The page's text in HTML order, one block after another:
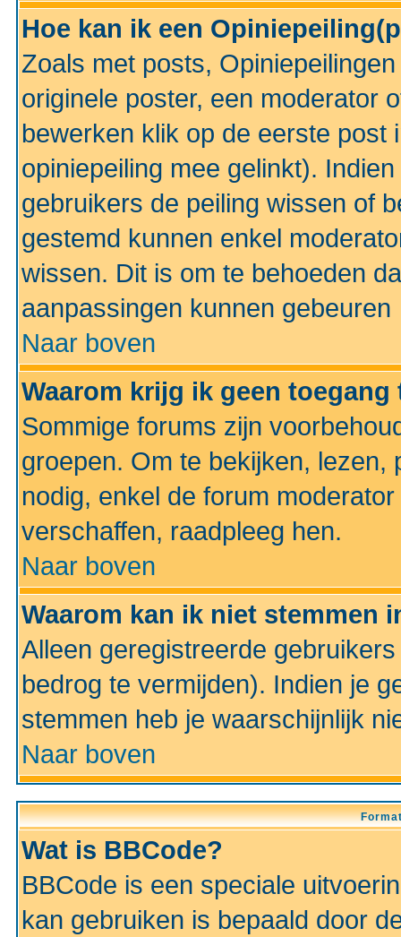
Hoe kan ik een
Zoals met posts,
originele poster, een moderator
bewerken klik op de eerste post
opiniepeiling mee gelinkt).
gebruikers de peiling wissen of
gestemd kunnen enkel
wissen. Dit is om te behoeden
aanpassingen kunnen gebeuren
Naar boven
Waarom krijg ik geen
Sommige forums zijn
groepen. Om te bekijken, lezen,
nodig, enkel de forum
verschaffen, raadpleeg hen.
Naar boven
Waarom kan ik niet stemmen
Alleen geregistreerde
bedrog te vermijden). Indien je
stemmen heb je waarschijnlijk
Naar boven
Wat is BBCode?
BBCode is een speciale
kan gebruiken is bepaald door